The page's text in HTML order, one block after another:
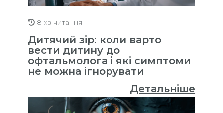
8 хв читання
Дитячий зір: коли варто
вести дитину до
офтальмолога і які симптоми
не можна ігнорувати
Детальніше